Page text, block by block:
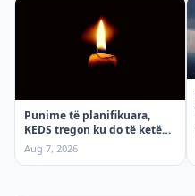
Punime të planifikuara,
KEDS tregon ku do të ketë
ndërprerje të rrymës
premten!
Aug 7, 2026